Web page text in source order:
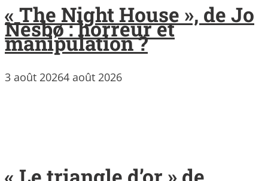
« The Night House », de Jo
Nesbø : horreur et
manipulation ?
3 août 20264 août 2026